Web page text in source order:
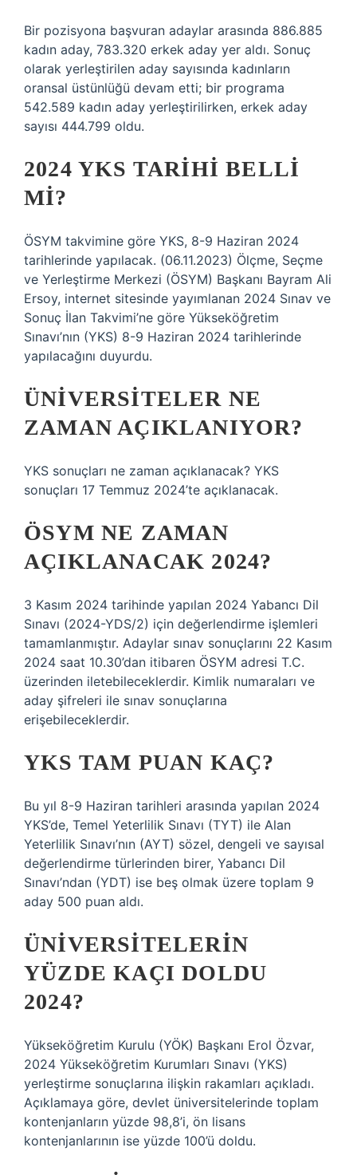
Bir pozisyona başvuran adaylar arasında 886.885
kadın aday, 783.320 erkek aday yer aldı. Sonuç
olarak yerleştirilen aday sayısında kadınların
oransal üstünlüğü devam etti; bir programa
542.589 kadın aday yerleştirilirken, erkek aday
sayısı 444.799 oldu.
2024 YKS TARIHI BELLI
MI?
ÖSYM takvimine göre YKS, 8-9 Haziran 2024
tarihlerinde yapılacak. (06.11.2023) Ölçme, Seçme
ve Yerleştirme Merkezi (ÖSYM) Başkanı Bayram Ali
Ersoy, internet sitesinde yayımlanan 2024 Sınav ve
Sonuç İlan Takvimi’ne göre Yükseköğretim
Sınavı’nın (YKS) 8-9 Haziran 2024 tarihlerinde
yapılacağını duyurdu.
ÜNIVERSITELER NE
ZAMAN AÇIKLANIYOR?
YKS sonuçları ne zaman açıklanacak? YKS
sonuçları 17 Temmuz 2024’te açıklanacak.
ÖSYM NE ZAMAN
AÇIKLANACAK 2024?
3 Kasım 2024 tarihinde yapılan 2024 Yabancı Dil
Sınavı (2024-YDS/2) için değerlendirme işlemleri
tamamlanmıştır. Adaylar sınav sonuçlarını 22 Kasım
2024 saat 10.30’dan itibaren ÖSYM adresi T.C.
üzerinden iletebileceklerdir. Kimlik numaraları ve
aday şifreleri ile sınav sonuçlarına
erişebileceklerdir.
YKS TAM PUAN KAÇ?
Bu yıl 8-9 Haziran tarihleri ​​arasında yapılan 2024
YKS’de, Temel Yeterlilik Sınavı (TYT) ile Alan
Yeterlilik Sınavı’nın (AYT) sözel, dengeli ve sayısal
değerlendirme türlerinden birer, Yabancı Dil
Sınavı’ndan (YDT) ise beş olmak üzere toplam 9
aday 500 puan aldı.
ÜNIVERSITELERIN
YÜZDE KAÇI DOLDU
2024?
Yükseköğretim Kurulu (YÖK) Başkanı Erol Özvar,
2024 Yükseköğretim Kurumları Sınavı (YKS)
yerleştirme sonuçlarına ilişkin rakamları açıkladı.
Açıklamaya göre, devlet üniversitelerinde toplam
kontenjanların yüzde 98,8’i, ön lisans
kontenjanlarının ise yüzde 100’ü doldu.